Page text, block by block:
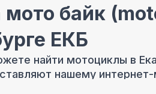
байк
ЕКБ
найти мотоциклы в
нашему интернет-